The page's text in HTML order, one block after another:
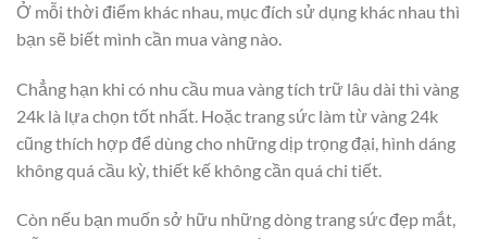
Ở mỗi thời điểm khác nhau, mục đích sử dụng khác nhau thì
bạn sẽ biết mình cần mua vàng nào.
Chẳng hạn khi có nhu cầu mua vàng tích trữ lâu dài thì vàng
24k là lựa chọn tốt nhất. Hoặc trang sức làm từ vàng 24k
cũng thích hợp để dùng cho những dịp trọng đại, hình dáng
không quá cầu kỳ, thiết kế không cần quá chi tiết.
Còn nếu bạn muốn sở hữu những dòng trang sức đẹp mắt,